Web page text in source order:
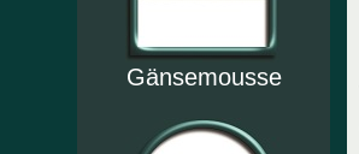
Gänsemousse